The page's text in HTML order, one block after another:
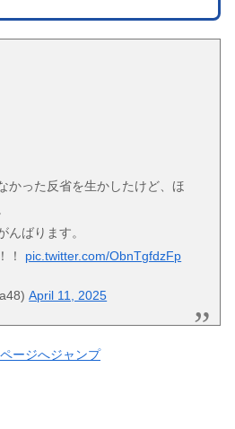
かった反省を生かしたけど、ほ
んばります。
！ pic.twitter.com/ObnTgfdzFp
April 11, 2025
ージへジャンプ